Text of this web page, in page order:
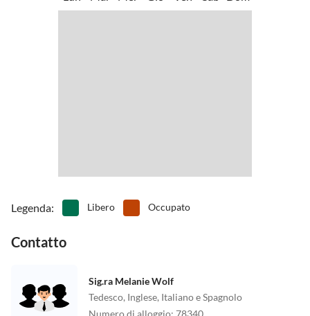
Legenda: Libero Occupato
Contatto
Sig.ra Melanie Wolf
Tedesco, Inglese, Italiano e Spagnolo